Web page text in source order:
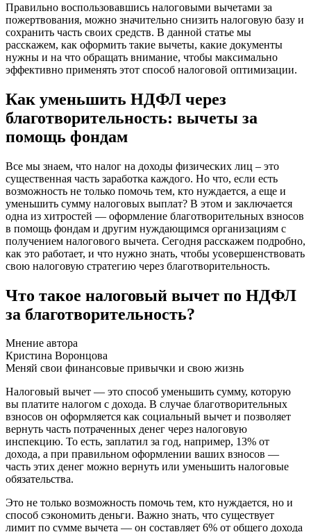
Правильно воспользовавшись налоговыми вычетами за
пожертвования, можно значительно снизить налоговую базу и
сохранить часть своих средств. В данной статье мы
расскажем, как оформить такие вычеты, какие документы
нужны и на что обращать внимание, чтобы максимально
эффективно применять этот способ налоговой оптимизации.
Как уменьшить НДФЛ через
благотворительность: вычеты за
помощь фондам
Все мы знаем, что налог на доходы физических лиц – это
существенная часть заработка каждого. Но что, если есть
возможность не только помочь тем, кто нуждается, а еще и
уменьшить сумму налоговых выплат? В этом и заключается
одна из хитростей — оформление благотворительных взносов
в помощь фондам и другим нуждающимся организациям с
получением налогового вычета. Сегодня расскажем подробно,
как это работает, и что нужно знать, чтобы усовершенствовать
свою налоговую стратегию через благотворительность.
Что такое налоговый вычет по НДФЛ
за благотворительность?
Мнение автора
Кристина Воронцова
Меняй свои финансовые привычки и свою жизнь
Налоговый вычет — это способ уменьшить сумму, которую
вы платите налогом с дохода. В случае благотворительных
взносов он оформляется как социальный вычет и позволяет
вернуть часть потраченных денег через налоговую
инспекцию. То есть, заплатил за год, например, 13% от
дохода, а при правильном оформлении ваших взносов —
часть этих денег можно вернуть или уменьшить налоговые
обязательства.
Это не только возможность помочь тем, кто нуждается, но и
способ сэкономить деньги. Важно знать, что существует
лимит по сумме вычета — он составляет 6% от общего дохода